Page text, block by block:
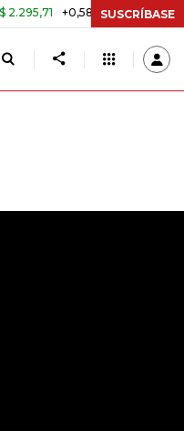
+0,58% TASA DE USURA
SUSCRÍBASE